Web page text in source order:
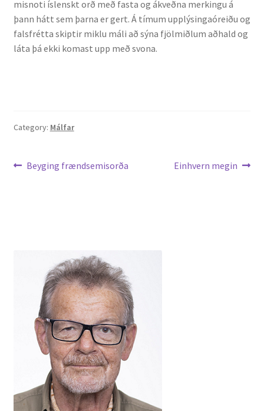
Research
Teaching
misnoti íslenskt orð með fasta og ákveðna merkingu á
þann hátt sem þarna er gert. Á tímum upplýsingaóreiðu og
falsfrétta skiptir miklu máli að sýna fjölmiðlum aðhald og
láta þá ekki komast upp með svona.
Category: Málfar
Leiðarkerfi
Previous
Beyging frændsemisorða
Next
Einhvern megin